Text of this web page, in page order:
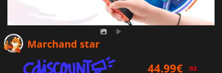
Marchand star
44.99€